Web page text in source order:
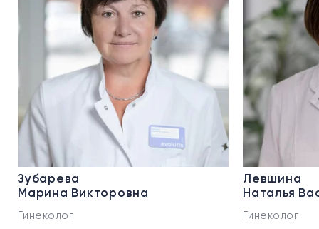
Зубарева
Марина Викторовна
Гинеколог
Левшина
Наталья
Гинеколог